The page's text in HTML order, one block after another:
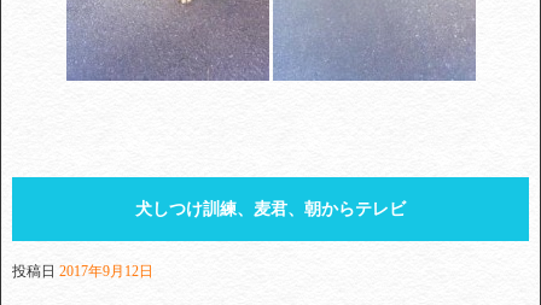
犬しつけ訓練、麦君、朝からテレビ
投稿日 2017年9月12日